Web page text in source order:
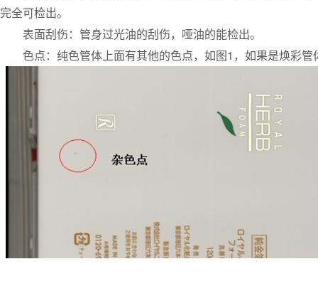
完全可检出。
表面刮伤：管身过光油的刮伤，哑油的能检出。
色点：纯色管体上面有其他的色点，如图1，如果是焕彩管